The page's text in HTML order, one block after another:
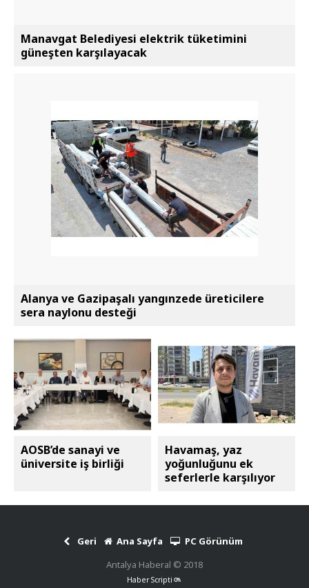
Manavgat Belediyesi elektrik tüketimini
güneşten karşılayacak
Alanya ve Gazipaşalı yangınzede üreticilere
sera naylonu desteği
AOSB’de sanayi ve
üniversite iş birliği
Havamaş, yaz
yoğunluğunu ek
seferlerle karşılıyor
Geri Ana Sayfa
PC Görünüm
Antalya Haberal © 2018
Haber Scripti